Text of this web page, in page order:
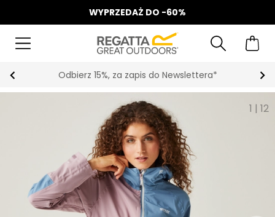
WYPRZEDAŻ DO -60%
Odbierz 15%, za zapis do Newslettera*
1 | 12